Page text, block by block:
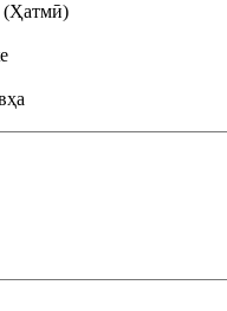
(Ҳатмӣ)